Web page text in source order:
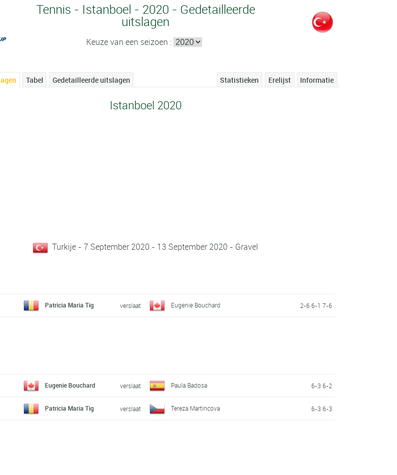
Tennis - Istanboel - 2020 - Gedetailleerde
uitslagen
Keuze van een seizoen :
Tabel Gedetailleerde uitslagen Informatie
Erelijst
Statistieken
Istanboel 2020
Turkije - 7 September 2020 - 13 September 2020 - Gravel
Patricia Maria Tig verslaat Eugenie Bouchard 2-6 6-1 7-6
Eugenie Bouchard verslaat Paula Badosa 6-3 6-2
Patricia Maria Tig verslaat Tereza Martincova 6-3 6-3